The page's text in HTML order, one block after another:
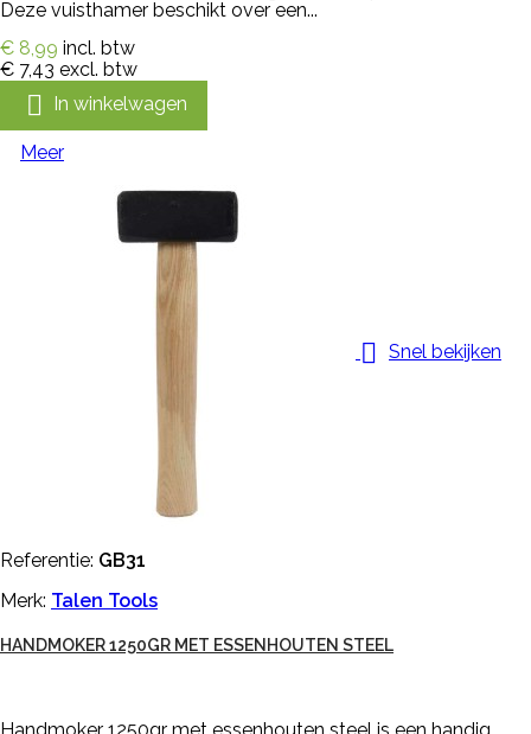
Deze vuisthamer beschikt over een...
€ 8,99 incl. btw
€ 7,43 excl. btw
 In winkelwagen
Meer
 Snel bekijken
Referentie: GB31
Merk: Talen Tools
HANDMOKER 1250GR MET ESSENHOUTEN STEEL